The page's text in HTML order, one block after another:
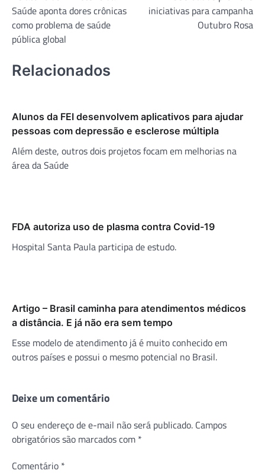
Post
Saúde aponta dores crônicas
como problema de saúde
pública global
iniciativas para campanha
Outubro Rosa
Relacionados
Alunos da FEI desenvolvem aplicativos para ajudar
pessoas com depressão e esclerose múltipla
Além deste, outros dois projetos focam em melhorias na
área da Saúde
FDA autoriza uso de plasma contra Covid-19
Hospital Santa Paula participa de estudo.
Artigo – Brasil caminha para atendimentos médicos
a distância. E já não era sem tempo
Esse modelo de atendimento já é muito conhecido em
outros países e possui o mesmo potencial no Brasil.
Deixe um comentário
O seu endereço de e-mail não será publicado. Campos
obrigatórios são marcados com *
Comentário *